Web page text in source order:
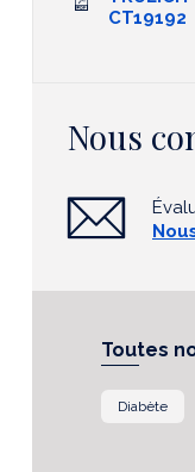
CT19192
Nous
Toutes
Diabète